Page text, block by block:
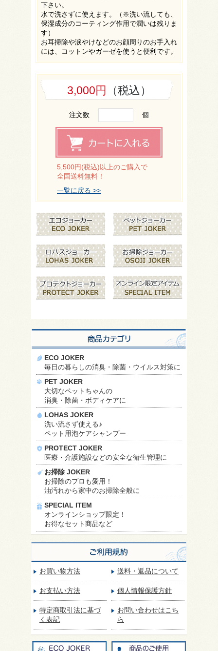
下さい。
水で洗さずに使えます。（※洗い流しても、
保湿成分のコーティング作用で潤いは残りま
す）
お耳掃除や涙やけなどのお顔周りのお手入れ
には、コットンやガーゼを使うと便利です。
3,000円 （税込）
注文数 個
5,500円(税込)以上のご購入で
全国送料無料！
一覧に戻る >>
ECO JOKER
毎日の暮らしの消臭・除菌・ウイルス対策に
PET JOKER
大切なペットちゃんの
消臭・除菌・ボディケアに
LOHAS JOKER
洗い流さず使える♪
ペット用泡ケアシャンプー
PROTECT JOKER
医療・介護施設などの安全な衛生管理に
お掃除 JOKER
お掃除のプロも愛用！
油汚れから家中のお掃除全般に
SPECIAL ITEM
オンラインショップ限定！
お得なセット商品など
お買い物方法
お支払い方法
送料・返品について
個人情報保護方針
特定商取引法に基づ
く表記
お問い合わせはこち
ら